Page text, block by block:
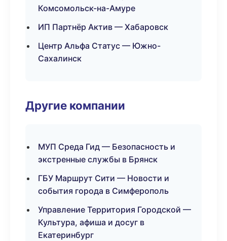
Комсомольск-на-Амуре
ИП Партнёр Актив — Хабаровск
Центр Альфа Статус — Южно-
Сахалинск
Другие компании
МУП Среда Гид — Безопасность и
экстренные службы в Брянск
ГБУ Маршрут Сити — Новости и
события города в Симферополь
Управление Территория Городской —
Культура, афиша и досуг в
Екатеринбург